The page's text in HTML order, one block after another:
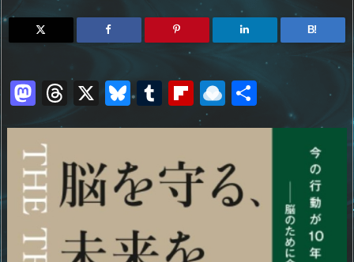
B!
M
st
o
d
o
n
T
a
d
s
X Bl
sk
y
T
bl
r
Fl
ip
o
ar
R
d
ro
共